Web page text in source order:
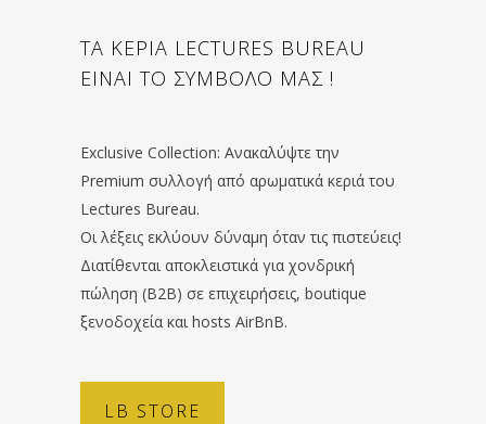
ΤΑ ΚΕΡΙΑ LECTURES BUREAU
ΕΙΝΑΙ ΤΟ ΣΥΜΒΟΛΟ ΜΑΣ !
Exclusive Collection: Ανακαλύψτε την
Premium συλλογή από αρωματικά κεριά του
Lectures Bureau.
Οι λέξεις εκλύουν δύναμη όταν τις πιστεύεις!
Διατίθενται αποκλειστικά για χονδρική
πώληση (B2B) σε επιχειρήσεις, boutique
ξενοδοχεία και hosts AirBnB.
LB STORE